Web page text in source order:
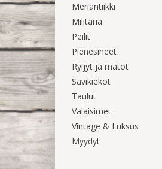
Meriantiikki
Militaria
Peilit
Pienesineet
Ryijyt ja matot
Savikiekot
Taulut
Valaisimet
Vintage & Luksus
Myydyt